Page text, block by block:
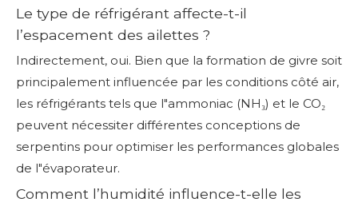
Le type de réfrigérant affecte-t-il
l’espacement des ailettes ?
Indirectement, oui. Bien que la formation de givre soit
principalement influencée par les conditions côté air,
les réfrigérants tels que l"ammoniac (NH₃) et le CO₂
peuvent nécessiter différentes conceptions de
serpentins pour optimiser les performances globales
de l"évaporateur.
Comment l’humidité influence-t-elle les